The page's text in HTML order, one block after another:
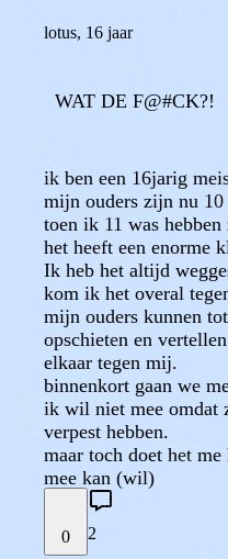
lotus, 16 jaar
WAT DE F@#CK?!
ik ben een 16jarig
mijn ouders zijn nu 10
toen ik 11 was hebben
het heeft een enorme
Ik heb het altijd
kom ik het overal
mijn ouders kunnen
opschieten en
elkaar tegen mij.
binnenkort gaan we
ik wil niet mee omdat
verpest hebben.
maar toch doet het
mee kan (wil)
0 2